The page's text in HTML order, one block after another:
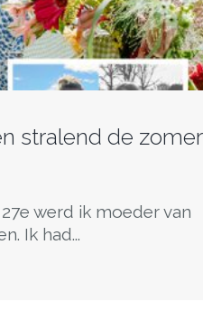
stralend de zomer
werd ik moeder van
Ik had...